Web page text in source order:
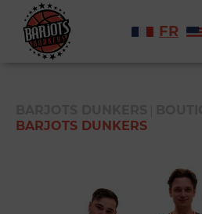
FR
BARJOTS DUNKERS